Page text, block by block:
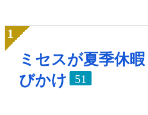
ミセスが夏季休
びかけ
51